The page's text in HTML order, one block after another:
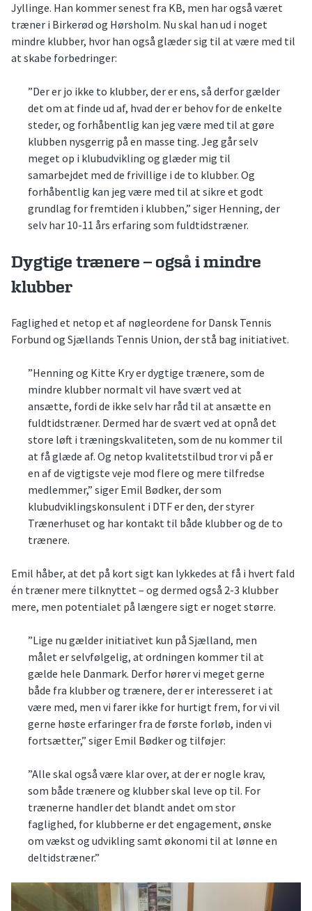
Jyllinge. Han kommer senest fra KB, men har også været
træner i Birkerød og Hørsholm. Nu skal han ud i noget
mindre klubber, hvor han også glæder sig til at være med til
at skabe forbedringer:
”Der er jo ikke to klubber, der er ens, så derfor gælder
det om at finde ud af, hvad der er behov for de enkelte
steder, og forhåbentlig kan jeg være med til at gøre
klubben nysgerrig på en masse ting. Jeg går selv
meget op i klubudvikling og glæder mig til
samarbejdet med de frivillige i de to klubber. Og
forhåbentlig kan jeg være med til at sikre et godt
grundlag for fremtiden i klubben,” siger Henning, der
selv har 10-11 års erfaring som fuldtidstræner.
Dygtige trænere – også i mindre
klubber
Faglighed et netop et af nøgleordene for Dansk Tennis
Forbund og Sjællands Tennis Union, der stå bag initiativet.
”Henning og Kitte Kry er dygtige trænere, som de
mindre klubber normalt vil have svært ved at
ansætte, fordi de ikke selv har råd til at ansætte en
fuldtidstræner. Dermed har de svært ved at opnå det
store løft i træningskvaliteten, som de nu kommer til
at få glæde af. Og netop kvalitetstilbud tror vi på er
en af de vigtigste veje mod flere og mere tilfredse
medlemmer,” siger Emil Bødker, der som
klubudviklingskonsulent i DTF er den, der styrer
Trænerhuset og har kontakt til både klubber og de to
trænere.
Emil håber, at det på kort sigt kan lykkedes at få i hvert fald
én træner mere tilknyttet – og dermed også 2-3 klubber
mere, men potentialet på længere sigt er noget større.
”Lige nu gælder initiativet kun på Sjælland, men
målet er selvfølgelig, at ordningen kommer til at
gælde hele Danmark. Derfor hører vi meget gerne
både fra klubber og trænere, der er interesseret i at
være med, men vi farer ikke for hurtigt frem, for vi vil
gerne høste erfaringer fra de første forløb, inden vi
fortsætter,” siger Emil Bødker og tilføjer:
”Alle skal også være klar over, at der er nogle krav,
som både trænere og klubber skal leve op til. For
trænerne handler det blandt andet om stor
faglighed, for klubberne er det engagement, ønske
om vækst og udvikling samt økonomi til at lønne en
deltidstræner.”